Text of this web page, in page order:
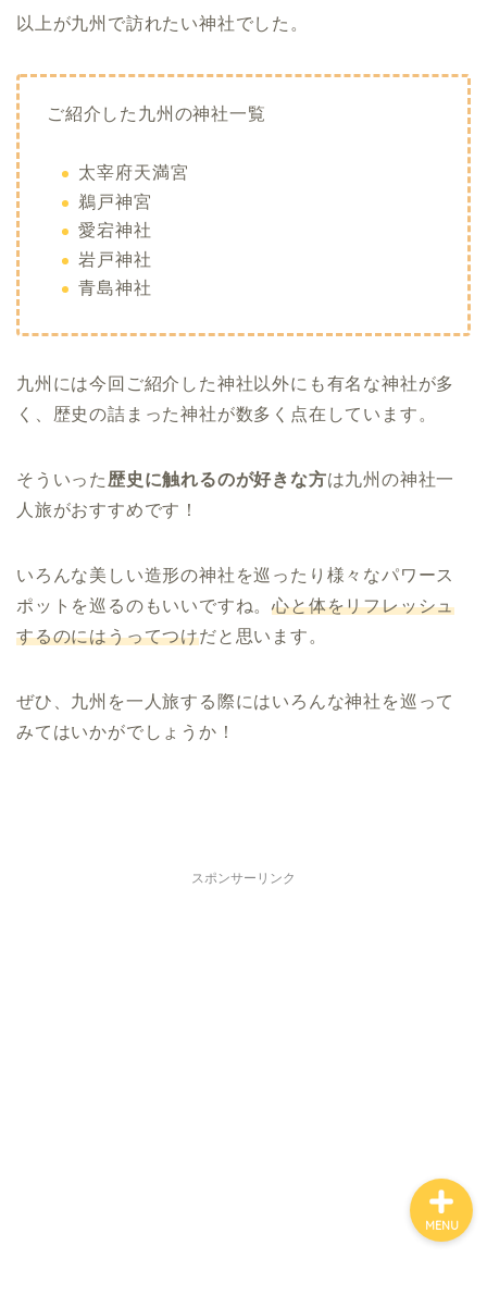
以上が九州で訪れたい神社でした。
ご紹介した九州の神社一覧
太宰府天満宮
鵜戸神宮
愛宕神社
岩戸神社
青島神社
九州には今回ご紹介した神社以外にも有名な神社が多
く、歴史の詰まった神社が数多く点在しています。
そういった歴史に触れるのが好きな方は九州の神社一
人旅がおすすめです！
いろんな美しい造形の神社を巡ったり様々なパワース
ポットを巡るのもいいですね。心と体をリフレッシュ
するのにはうってつけだと思います。
ぜひ、九州を一人旅する際にはいろんな神社を巡って
みてはいかがでしょうか！
スポンサーリンク
MENU